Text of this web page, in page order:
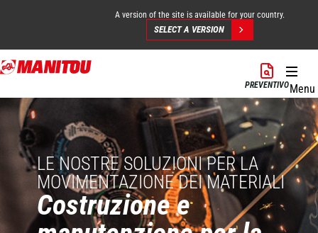
Salta
al
principale
A version of the site is available for your country.
SELECT A VERSION
PREVENTIVOMenu
LE NOSTRE SOLUZIONI PER LA
MOVIMENTAZIONE DEI MATERIALI
Costruzione e